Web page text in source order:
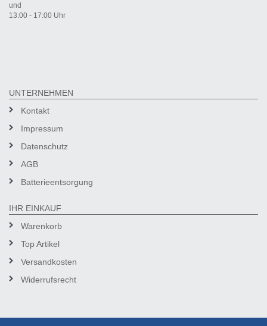
und
13:00 - 17:00 Uhr
UNTERNEHMEN
Kontakt
Impressum
Datenschutz
AGB
Batterieentsorgung
IHR EINKAUF
Warenkorb
Top Artikel
Versandkosten
Widerrufsrecht